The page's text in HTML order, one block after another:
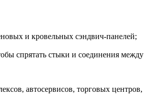
и кровельных сэндвич-панелей;
спрятать стыки и соединения
автосервисов, торговых